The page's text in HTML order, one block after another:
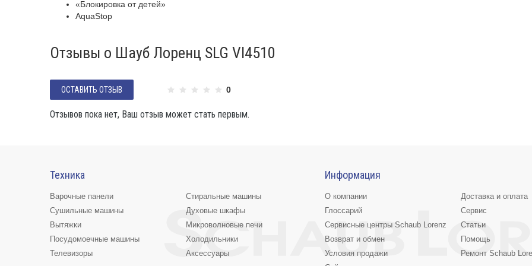
«Блокировка от детей»
AquaStop
Отзывы о Шауб Лоренц SLG VI4510
ОСТАВИТЬ ОТЗЫВ 0
Отзывов пока нет, Ваш отзыв может стать первым.
Техника
Варочные панели
Стиральные машины
Сушильные машины
Духовые шкафы
Вытяжки
Микроволновые печи
Посудомоечные машины
Холодильники
Телевизоры
Аксессуары
Информация
О компании
Доставка и оплата
Глоссарий
Сервис
Сервисные центры Schaub Lorenz
Статьи
Возврат и обмен
Помощь
Условия продажи
Ремонт Schaub